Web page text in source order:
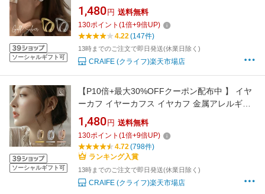
ソーシャルギフト可
り 片耳用 金属アレルギー対応 18Kコーティン
グ ニッケルフリー ダブルライン 大人 ジュエリ
ー ゴールド シルバー 送料無料 プチプライス高
1,480 円 送料無料
130ポイント (1倍+9倍UP)
4.22(147件)
13時までのご注文で即日発送(休業日除く)
CRAIFE (クライフ)楽天市場店
ソーシャルギフト可
【P10倍+最大30%OFFクーポン配布中 】 イヤ
ーカフ イヤーカフス イヤカフ 金属アレルギー
対応 14K ジルコニア ニッケルフリー リバーシ
ブル レディース 大人 かわいい ジュエリー ゴー
ルド シルバー ピンクゴールド 送料無料 プチプ
ライス高見え CRAIFE
1,480 円 送料無料
130ポイント (1倍+9倍UP)
4.72(798件)
ランキング入賞
13時までのご注文で即日発送(休業日除く)
CRAIFE (クライフ)楽天市場店